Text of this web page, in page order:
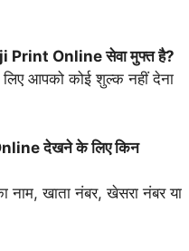
Print Online सेवा मुफ्त है?
आपको कोई शुल्क नहीं देना
देखने के लिए किन
खाता नंबर, खेसरा नंबर या